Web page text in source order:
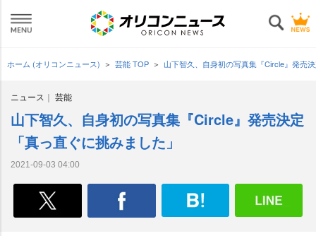
ホーム (オリコンニュース) 芸能 TOP 山下智久、自身初の写真集『Circle』発売
ニュース 芸能
山下智久、自身初の写真集『Circle』発売決定
「真っ直ぐに挑みました」
2021-09-03 04:00